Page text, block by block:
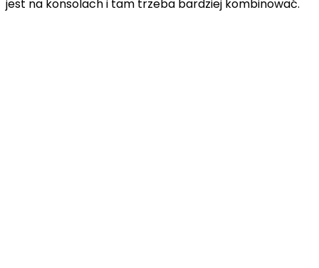
jest na konsolach i tam trzeba bardziej kombinować.